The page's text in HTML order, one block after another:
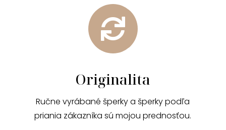

Originalita
Ručne vyrábané šperky a šperky podľa
priania zákazníka sú mojou prednosťou.